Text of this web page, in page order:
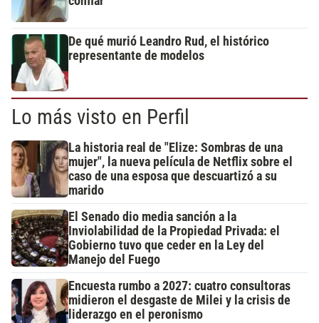
De qué murió Leandro Rud, el histórico
representante de modelos
Lo más visto en Perfil
La historia real de "Elize: Sombras de una
mujer", la nueva película de Netflix sobre el
caso de una esposa que descuartizó a su
marido
El Senado dio media sanción a la
Inviolabilidad de la Propiedad Privada: el
Gobierno tuvo que ceder en la Ley del
Manejo del Fuego
Encuesta rumbo a 2027: cuatro consultoras
midieron el desgaste de Milei y la crisis de
liderazgo en el peronismo